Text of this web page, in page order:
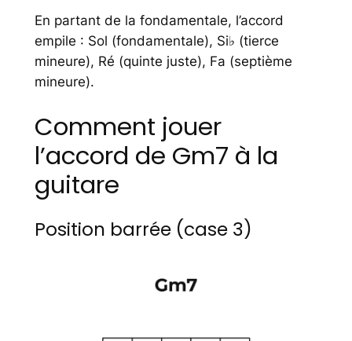
En partant de la fondamentale, l’accord
empile : Sol (fondamentale), Si♭ (tierce
mineure), Ré (quinte juste), Fa (septième
mineure).
Comment jouer
l’accord de Gm7 à la
guitare
Position barrée (case 3)